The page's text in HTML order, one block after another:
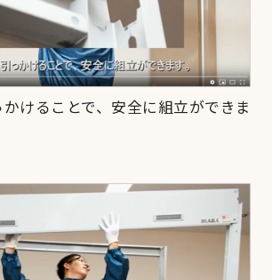
けることで、安全に組立ができま